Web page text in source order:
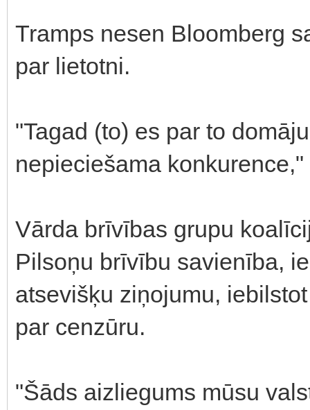
Tramps nesen Bloomberg
par lietotni.
"Tagad (to) es par to
nepieciešama
Vārda brīvības grupu
Pilsoņu brīvību savienība,
atsevišķu ziņojumu,
par cenzūru.
"Šāds aizliegums mūsu